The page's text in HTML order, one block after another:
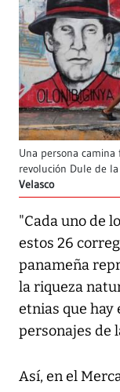
Una persona
revolución Dule de
Velasco
"Cada uno de
estos 26
panameña
la riqueza
etnias que hay
personajes de
Así, en el